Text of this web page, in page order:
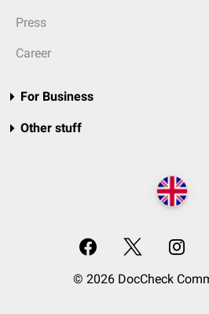
Press
Career
For Business
Other stuff
© 2026 DocCheck